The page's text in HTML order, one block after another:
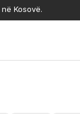
në Kosovë.